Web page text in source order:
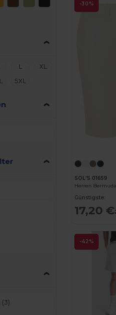
L
XL
5XL
(3)
-30%
SOL'S 01659
Herren
Günstigste:
17,20 €
-42%